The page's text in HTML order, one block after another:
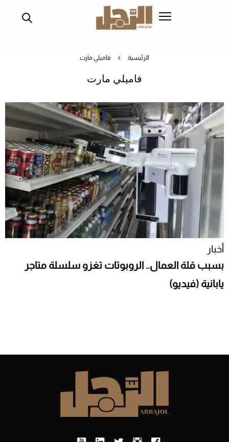
الرئيسية فاميلي مارت
فاميلي مارت
أخبار
بسبب قلة العمال.. الروبوتات تغزو سلسلة متاجر
يابانية (فيديو)